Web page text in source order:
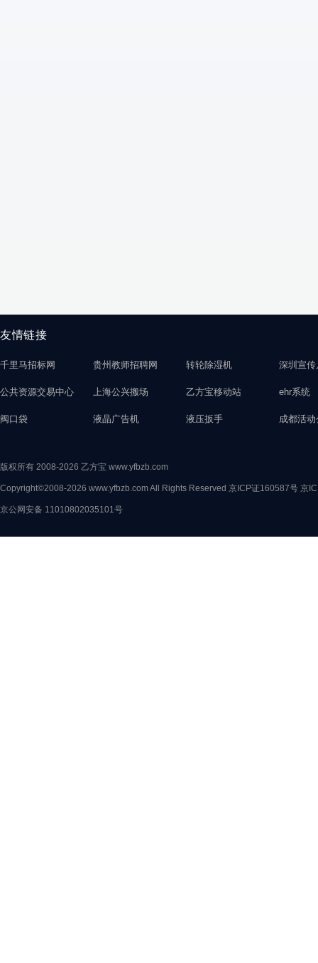
友情链接
千里马招标网 贵州教师招聘网 转轮除湿机 深圳宣传
公共资源交易中心 上海公兴搬场 乙方宝移动站 ehr系统
阀口袋 液晶广告机 液压扳手 成都活动
版权所有 2008-2026 乙方宝 www.yfbzb.com
Copyright©2008-2026 www.yfbzb.com All Rights Reserved 京ICP证160587号 京
京公网安备 11010802035101号